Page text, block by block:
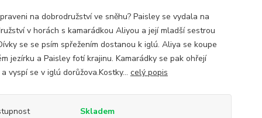
na dobrodružství ve sněhu? Paisley se vydala na
v horách s kamarádkou Aliyou a její mladší sestrou
se se psím spřežením dostanou k iglú. Aliya se koupe
jezírku a Paisley fotí krajinu. Kamarádky se pak ohřejí
vyspí se v iglú dorůžova.Kostky... celý popis
Skladem